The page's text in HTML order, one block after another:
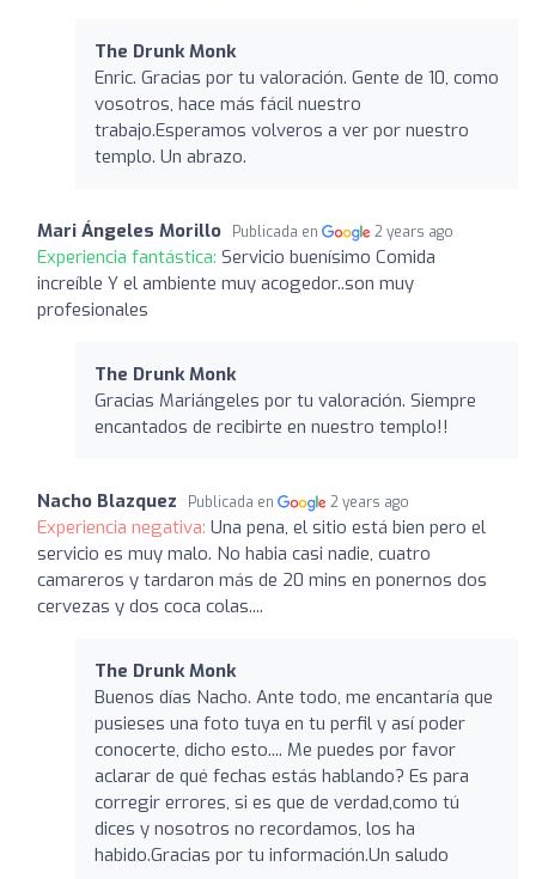
The Drunk Monk
Enric. Gracias por tu valoración. Gente de 10, como
vosotros, hace más fácil nuestro
trabajo.Esperamos volveros a ver por nuestro
templo. Un abrazo.
Mari Ángeles Morillo Publicada en 2 years ago
Experiencia fantástica: Servicio buenísimo Comida
increíble Y el ambiente muy acogedor..son muy
profesionales
The Drunk Monk
Gracias Mariángeles por tu valoración. Siempre
encantados de recibirte en nuestro templo!!
Nacho Blazquez Publicada en 2 years ago
Experiencia negativa: Una pena, el sitio está bien pero el
servicio es muy malo. No habia casi nadie, cuatro
camareros y tardaron más de 20 mins en ponernos dos
cervezas y dos coca colas....
The Drunk Monk
Buenos días Nacho. Ante todo, me encantaría que
pusieses una foto tuya en tu perfil y así poder
conocerte, dicho esto.... Me puedes por favor
aclarar de qué fechas estás hablando? Es para
corregir errores, si es que de verdad,como tú
dices y nosotros no recordamos, los ha
habido.Gracias por tu información.Un saludo